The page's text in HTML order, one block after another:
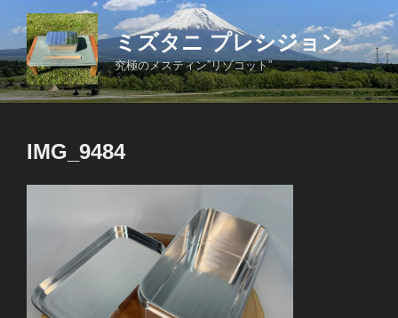
ン
テ
ン
ツ
ミズタニ プレシジョン
究極のメスティン”リゾコット”
IMG_9484